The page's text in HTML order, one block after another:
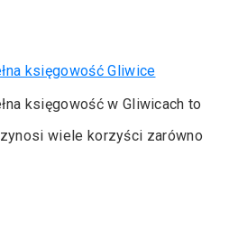
księgowość Gliwice
księgowość w Gliwicach to
wiele korzyści zarówno